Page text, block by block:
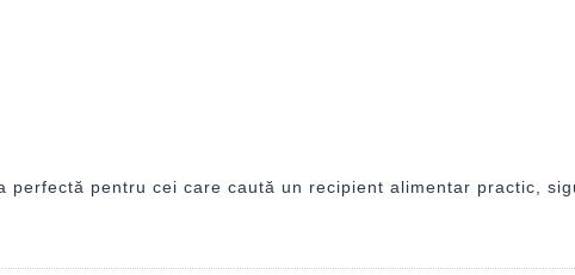
perfectă pentru cei care caută un recipient alimentar practic,